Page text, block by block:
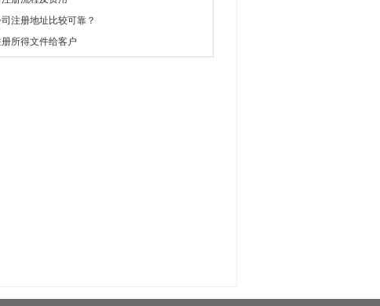
注册地址比较可靠？
所得文件给客户